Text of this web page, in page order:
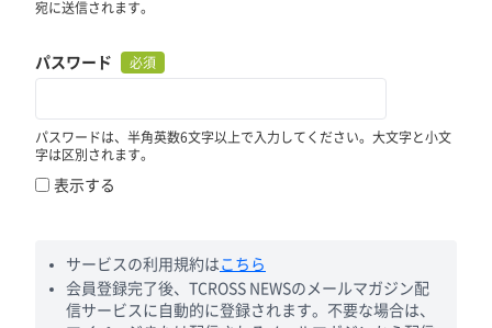
宛に送信されます。
パスワード 必須
パスワードは、半角英数6文字以上で入力してください。大文字と小文
字は区別されます。
表示する
サービスの利用規約は こちら
会員登録完了後、TCROSS NEWSのメールマガジン配
信サービスに自動的に登録されます。不要な場合は、